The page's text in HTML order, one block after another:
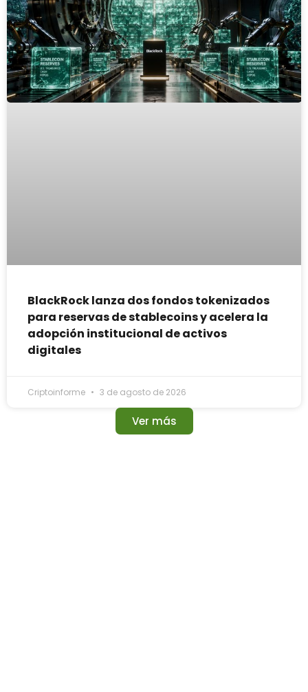
BlackRock lanza dos fondos tokenizados
para reservas de stablecoins y acelera la
adopción institucional de activos
digitales
Criptoinforme 3 de agosto de 2026
Ver más